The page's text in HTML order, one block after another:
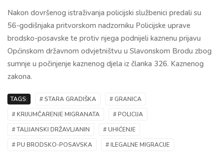
Nakon dovršenog istraživanja policijski službenici predali su
56-godišnjaka pritvorskom nadzorniku Policijske uprave
brodsko-posavske te protiv njega podnijeli kaznenu prijavu
Općinskom državnom odvjetništvu u Slavonskom Brodu zbog
sumnje u počinjenje kaznenog djela iz članka 326. Kaznenog
zakona.
TAGS: # STARA GRADIŠKA
# GRANICA
# KRIJUMČARENJE MIGRANATA
# POLICIJA
# TALIJANSKI DRŽAVLJANIN
# UHIĆENJE
# PU BRODSKO-POSAVSKA
# ILEGALNE MIGRACIJE